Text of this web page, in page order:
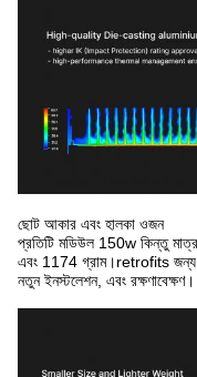
ছোট আকার এবং হালকা ওজন
প্রতিটি মডিউল 150w কিন্তু
এবং 1174 গ্রাম।retrofits জন্য
নতুন ইনস্টলেশন, এবং রক্ষণাবেক্ষণ।